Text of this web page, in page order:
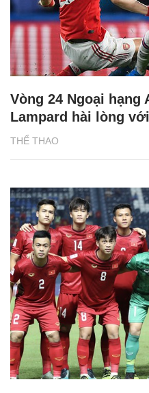
THỂ THAO
Vòng 24 Ngoại hạng
Lampard hài lòng